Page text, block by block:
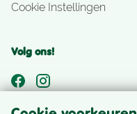
Cookie Instellingen
Volg ons!